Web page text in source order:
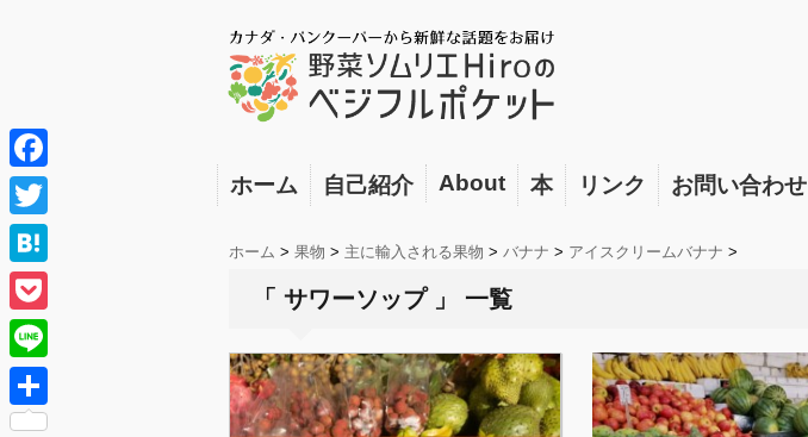
ホーム 自己紹介 About 本 リンク お問い合わせ
ホーム > 果物 > 主に輸入される果物 > バナナ > アイスクリームバナナ >
「 サワーソップ 」 一覧
F
a
c
e
b
o
o
T
w
i
e
H
a
t
e
n
P
o
c
L
i共